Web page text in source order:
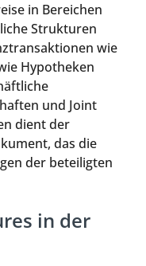
in Bereichen
Strukturen
wie
Hypotheken
und Joint
dient der
das die
der beteiligten
in der